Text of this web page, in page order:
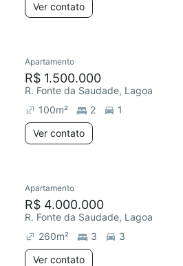
Ver contato
Apartamento
R$ 1.500.000
R. Fonte da Saudade, Lagoa
100m² 2
1
Ver contato
Apartamento
R$ 4.000.000
R. Fonte da Saudade, Lagoa
260m² 3
3
Ver contato